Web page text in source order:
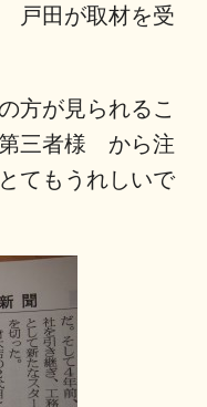
戸田が取材を受
方が見られるこ
第三者様 から注
てもうれしいで